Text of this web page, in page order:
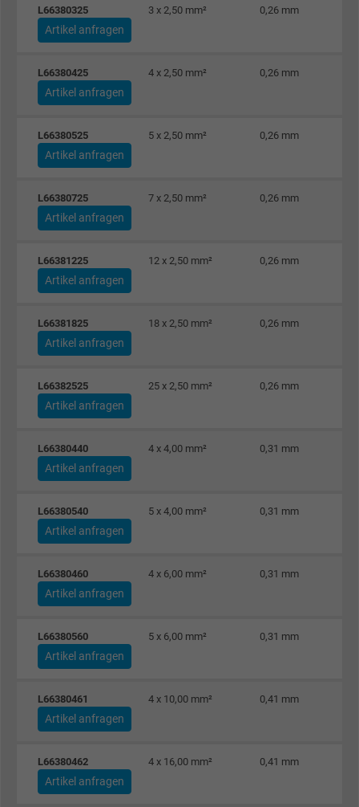
Laufzeit Persistent
Name
Anbieter Google Ads Conversion Tracking, Google LLC
Zweck Dies ist ein Conversion Tracking-Service.
Name NID, Google Maps
Laufzeit 6 Monate
Zweck
eines wiederkehrenden Benutzers
Die ID wird für gezielte Werbung genutzt.
Name _fbp, Facebook Pixel
Laufzeit 1 Jahr
Zweck
Cookie von Facebook für Website-Analyse,
Anzeigenausrichtung und
Name act, Facebook Pixel
Laufzeit 1 Jahr
Zweck
Cookie von Facebook für Website-Analyse,
Anzeigenausrichtung und
L66380325 3 x 2,50 mm² 0,26 mm
Artikel anfragen
L66380425 4 x 2,50 mm² 0,26 mm
Artikel anfragen
L66380525 5 x 2,50 mm² 0,26 mm
Artikel anfragen
L66380725 7 x 2,50 mm² 0,26 mm
Artikel anfragen
L66381225 12 x 2,50 mm² 0,26 mm
Artikel anfragen
L66381825 18 x 2,50 mm² 0,26 mm
Artikel anfragen
L66382525 25 x 2,50 mm² 0,26 mm
Artikel anfragen
L66380440 4 x 4,00 mm² 0,31 mm
Artikel anfragen
L66380540 5 x 4,00 mm² 0,31 mm
Artikel anfragen
L66380460 4 x 6,00 mm² 0,31 mm
Artikel anfragen
L66380560 5 x 6,00 mm² 0,31 mm
Artikel anfragen
L66380461 4 x 10,00 mm² 0,41 mm
Artikel anfragen
L66380462 4 x 16,00 mm² 0,41 mm
Artikel anfragen